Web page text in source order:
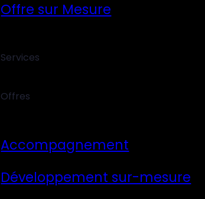
Offre sur Mesure
Services
Offres
Accompagnement
Développement sur-mesure